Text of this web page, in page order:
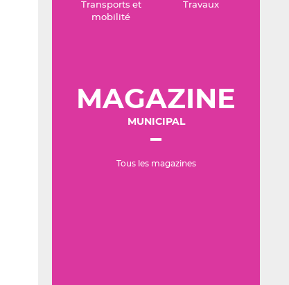
Transports et
mobilité
Travaux
MAGAZINE
MUNICIPAL
Tous les magazines